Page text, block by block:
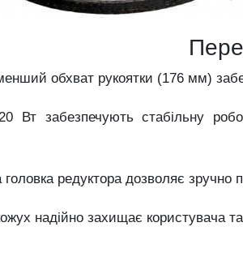
обхват рукоятки (176 мм)
Вт забезпечують стабільну
головка редуктора дозволяє зручно
надійно захищає користувача